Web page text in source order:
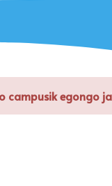
campusik egongo